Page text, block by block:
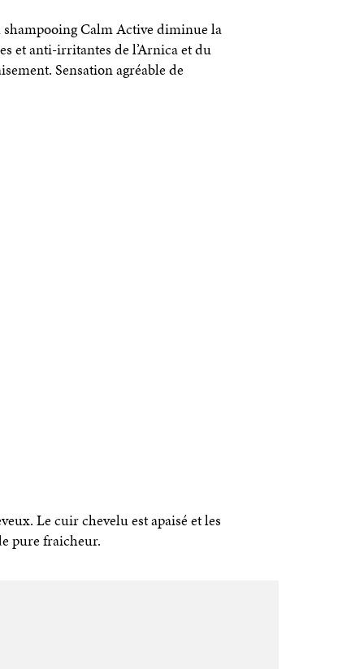
Calm Active diminue la
et anti-irritantes de l’Arnica et du
Sensation agréable de
Le cuir chevelu est apaisé et les
pure fraicheur.